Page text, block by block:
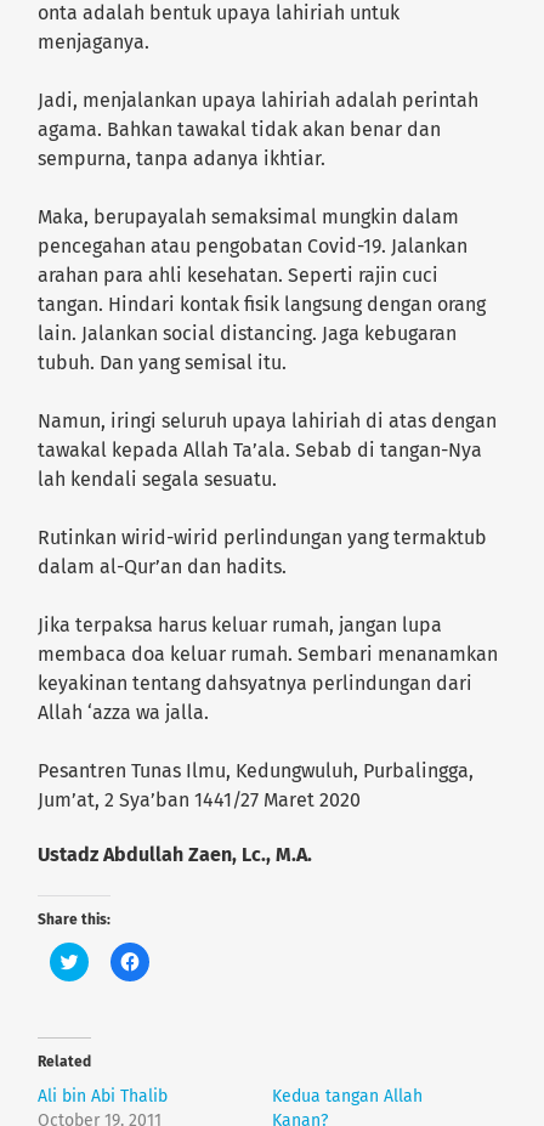
onta adalah bentuk upaya lahiriah untuk
menjaganya.
Jadi, menjalankan upaya lahiriah adalah perintah
agama. Bahkan tawakal tidak akan benar dan
sempurna, tanpa adanya ikhtiar.
Maka, berupayalah semaksimal mungkin dalam
pencegahan atau pengobatan Covid-19. Jalankan
arahan para ahli kesehatan. Seperti rajin cuci
tangan. Hindari kontak fisik langsung dengan orang
lain. Jalankan social distancing. Jaga kebugaran
tubuh. Dan yang semisal itu.
Namun, iringi seluruh upaya lahiriah di atas dengan
tawakal kepada Allah Ta’ala. Sebab di tangan-Nya
lah kendali segala sesuatu.
Rutinkan wirid-wirid perlindungan yang termaktub
dalam al-Qur’an dan hadits.
Jika terpaksa harus keluar rumah, jangan lupa
membaca doa keluar rumah. Sembari menanamkan
keyakinan tentang dahsyatnya perlindungan dari
Allah ‘azza wa jalla.
Pesantren Tunas Ilmu, Kedungwuluh, Purbalingga,
Jum’at, 2 Sya’ban 1441/27 Maret 2020
Ustadz Abdullah Zaen, Lc., M.A.
Share this:
C
l
t
o
s
a
r
C
l
h
a
r
Related
Ali bin Abi Thalib
October 19, 2011
Kedua tangan Allah
Kanan?